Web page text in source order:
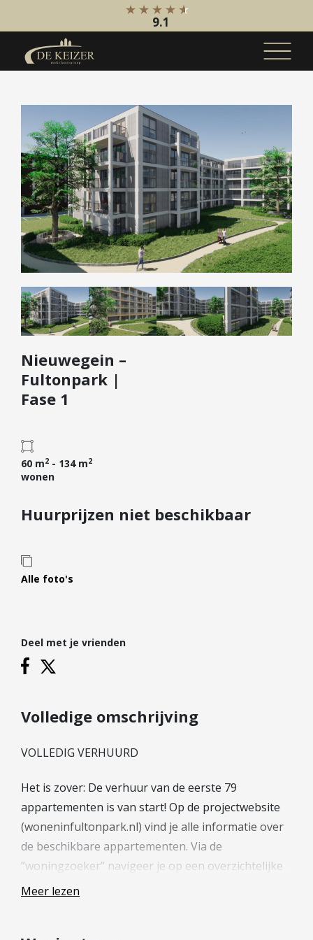
Koopaanbod
Bestaande bouw
Internationaal
Nieuwbouw
Bedrijfsaanbod
Huuraanbod
Bestaande bouw
Internationaal
Nieuwbouw
Bedrijfsaanbod
Diensten
Kopen
Verkopen
Huren
Taxeren
Verzekeren
Projectontwikkelaars
Hypotheken
Hypotheek verhogen
Starterslening
Duurzame hypotheek
Reviews
Contact
Leer ons kennen
Over Ons
Ons Team
FAQ
9.1
Nieuwegein –
Fultonpark |
Fase 1
60 m2 - 134 m2
wonen
Huurprijzen niet beschikbaar
Alle foto's
Deel met je vrienden
Volledige omschrijving
VOLLEDIG VERHUURD
Het is zover: De verhuur van de eerste 79
appartementen is van start! Op de projectwebsite
(woneninfultonpark.nl) vind je alle informatie over
de beschikbare appartementen. Via de
”woningzoeker” navigeer je op een overzichtelijke
manier door het gebouw heen en vind je alle
Meer lezen